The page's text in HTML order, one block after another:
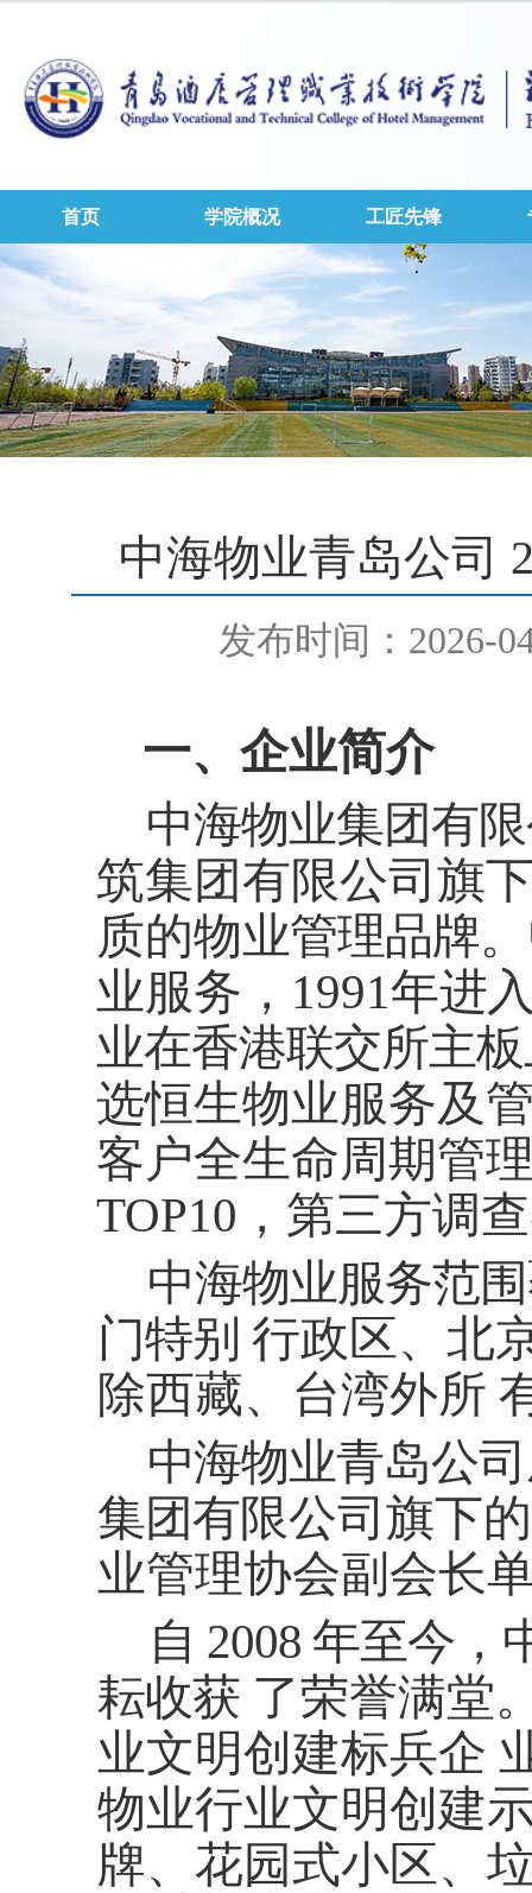
首页 学院概况 工匠先锋
中海物业青岛公司
发布时间：2026-
一、 企业简介
中海物业集团有
筑集团有限公司 旗
质的物业管理品牌
业服务，1991年进
业在香港联交所主
选恒生物业服务及
客户全生命周期管
TOP10，第三方调
中海物业服务范
门特别 行政区、北
除西藏、台湾外所
中海物业青岛公
集团有限公司旗下
业管理协会副会长
自 2008 年至今，
耘收获 了荣誉满堂
业文明创建标兵企
物业行业文明创建
牌、花园式小区、